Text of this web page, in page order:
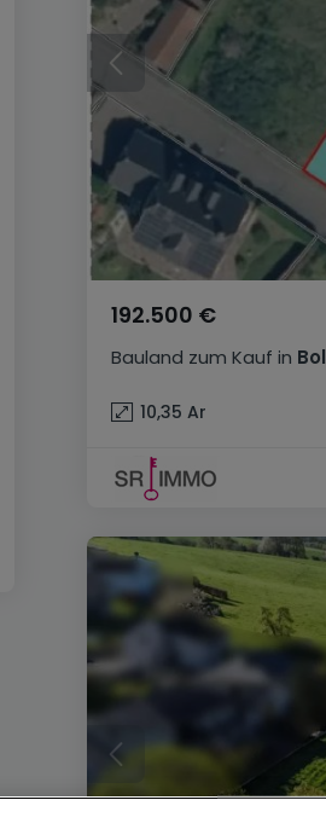
Bauland zum Kauf in
192.500 €
10,35 Ar